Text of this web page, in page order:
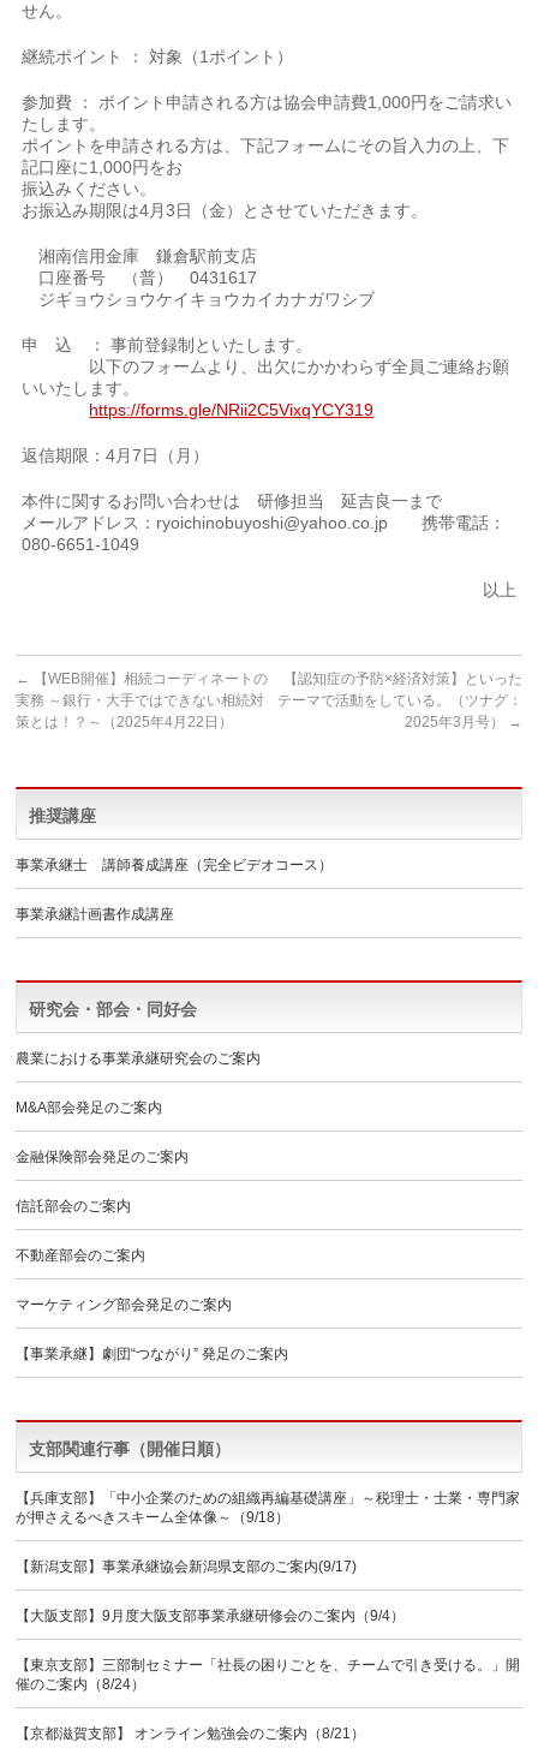
せん。
継続ポイント ： 対象（1ポイント）
参加費 ： ポイント申請される方は協会申請費1,000円をご請求い
たします。
ポイントを申請される方は、下記フォームにその旨入力の上、下
記口座に1,000円をお
振込みください。
お振込み期限は4月3日（金）とさせていただきます。
湘南信用金庫 鎌倉駅前支店
口座番号 （普） 0431617
ジギョウショウケイキョウカイカナガワシブ
申 込 ： 事前登録制といたします。
以下のフォームより、出欠にかかわらず全員ご連絡お願
いいたします。
https://forms.gle/NRii2C5VixqYCY319
返信期限：4月7日（月）
本件に関するお問い合わせは 研修担当 延吉良一まで
メールアドレス：ryoichinobuyoshi@yahoo.co.jp 携帯電話：
080-6651-1049
以上
←
【WEB開催】相続コーディネートの
実務 ～銀行・大手ではできない相続対
策とは！？～（2025年4月22日）
【認知症の予防×経済対策】といった
テーマで活動をしている。（ツナグ：
2025年3月号）
→
推奨講座
事業承継士 講師養成講座（完全ビデオコース）
事業承継計画書作成講座
研究会・部会・同好会
農業における事業承継研究会のご案内
M&A部会発足のご案内
金融保険部会発足のご案内
信託部会のご案内
不動産部会のご案内
マーケティング部会発足のご案内
【事業承継】劇団“つながり” 発足のご案内
支部関連行事（開催日順）
【兵庫支部】「中小企業のための組織再編基礎講座」～税理士・士業・専門家
が押さえるべきスキーム全体像～（9/18）
【新潟支部】事業承継協会新潟県支部のご案内(9/17)
【大阪支部】9月度大阪支部事業承継研修会のご案内（9/4）
【東京支部】三部制セミナー「社長の困りごとを、チームで引き受ける。」開
催のご案内（8/24）
【京都滋賀支部】 オンライン勉強会のご案内（8/21）